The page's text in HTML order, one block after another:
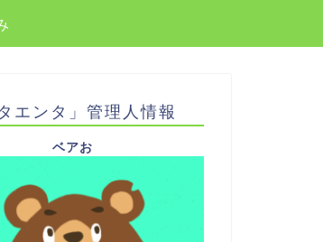
エンタ」管理人情報
ベアお